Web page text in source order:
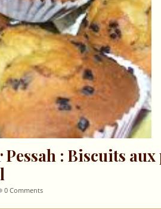
Pessah : Biscuits
0 Comments